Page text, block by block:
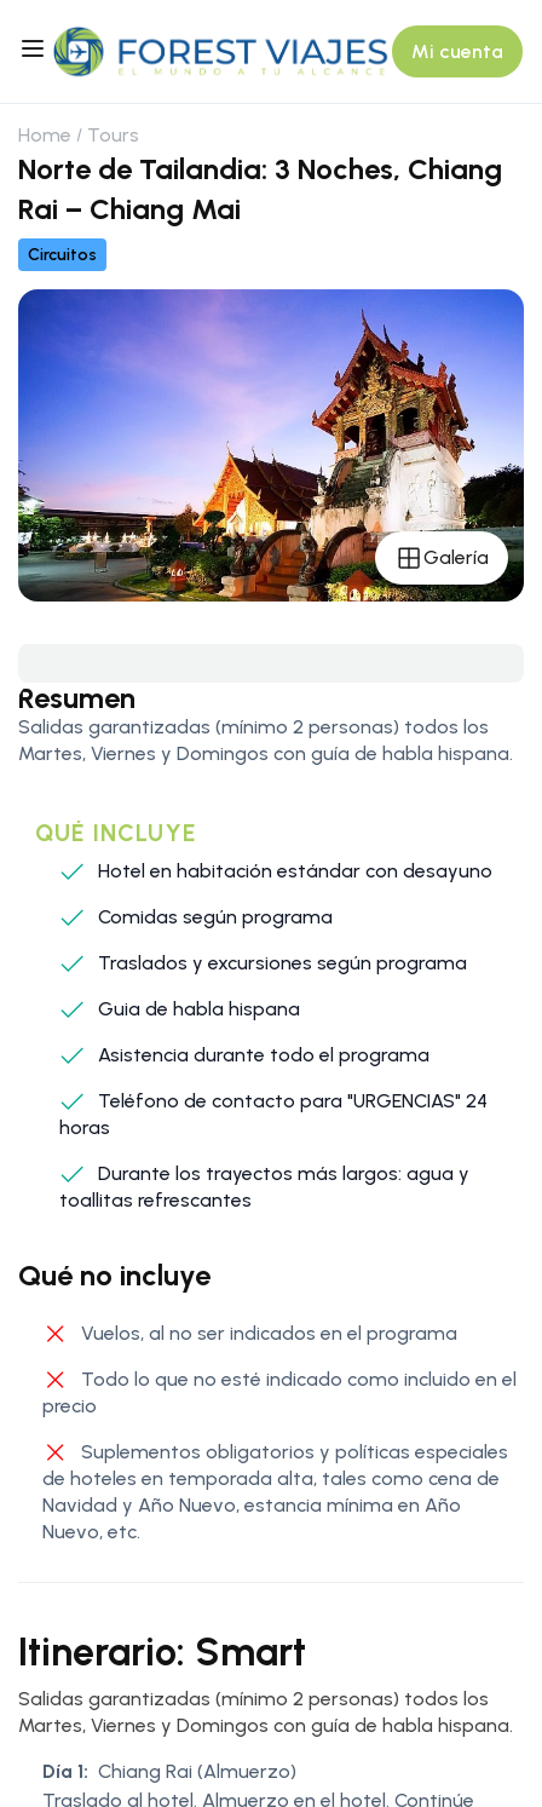
Mi cuenta
Home Tours
Norte de Tailandia: 3 Noches, Chiang
Rai – Chiang Mai
Circuitos
Galería
Resumen
Salidas garantizadas (mínimo 2 personas) todos los
Martes, Viernes y Domingos con guía de habla hispana.
QUÉ INCLUYE
Hotel en habitación estándar con desayuno
Comidas según programa
Traslados y excursiones según programa
Guia de habla hispana
Asistencia durante todo el programa
Teléfono de contacto para "URGENCIAS" 24
horas
Durante los trayectos más largos: agua y
toallitas refrescantes
Qué no incluye
Vuelos, al no ser indicados en el programa
Todo lo que no esté indicado como incluido en el
precio
Suplementos obligatorios y políticas especiales
de hoteles en temporada alta, tales como cena de
Navidad y Año Nuevo, estancia mínima en Año
Nuevo, etc.
Itinerario: Smart
Salidas garantizadas (mínimo 2 personas) todos los
Martes, Viernes y Domingos con guía de habla hispana.
Día 1: Chiang Rai (Almuerzo)
Traslado al hotel. Almuerzo en el hotel. Continúe